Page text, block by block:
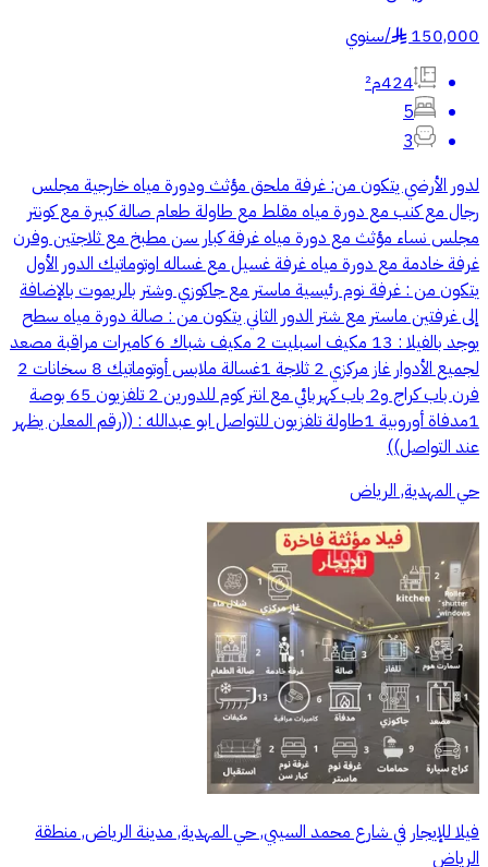
150,000
§
/سنوي
424م²
5
3
لدور الأرضي يتكون من: غرفة ملحق مؤثث ودورة مياه خارجية مجلس
رجال مع كنب مع دورة مياه مقلط مع طاولة طعام صالة كبيرة مع كونتر
مجلس نساء مؤثث مع دورة مياه غرفة كبار سن مطبخ مع ثلاجتين وفرن
غرفة خادمة مع دورة مياه غرفة غسيل مع غساله اوتوماتيك الدور الأول
يتكون من : غرفة نوم رئيسية ماستر مع جاكوزي وشتر بالريموت بالإضافة
إلى غرفتين ماستر مع شتر الدور الثاني يتكون من : صالة دورة مياه سطح
يوجد بالفيلا : 13 مكيف اسبليت 2 مكيف شباك 6 كاميرات مراقبة مصعد
لجميع الأدوار غاز مركزي 2 ثلاجة 1غسالة ملابس أوتوماتيك 8 سخانات 2
فرن باب كراج و2 باب كهربائي مع انتر كوم للدورين 2 تلفزيون 65 بوصة
1مدفاة أوروبية 1طاولة تلفزيون للتواصل ابو عبدالله : ((رقم المعلن يظهر
عند التواصل))
حي المهدية, الرياض
فيلا للإيجار في شارع محمد السيبي, حي المهدية, مدينة الرياض, منطقة
الرياض